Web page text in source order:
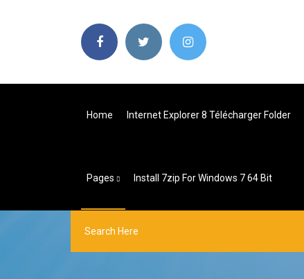
Home Internet Explorer 8 Télécharger Folder
Pages Install 7zip For Windows 7 64 Bit